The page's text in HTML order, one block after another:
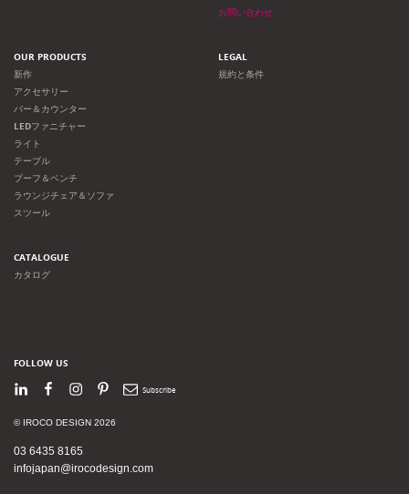
お問い合わせ
OUR PRODUCTS
新作
アクセサリー
バー＆カウンター
LEDファニチャー
ライト
テーブル
プーフ＆ベンチ
ラウンジチェア＆ソファ
スツール
LEGAL
規約と条件
CATALOGUE
カタログ
FOLLOW US
LinkedInFacebook
Instagram
PinterestNewsletter
© IROCO DESIGN 2026
03 6435 8165
infojapan@irocodesign.com